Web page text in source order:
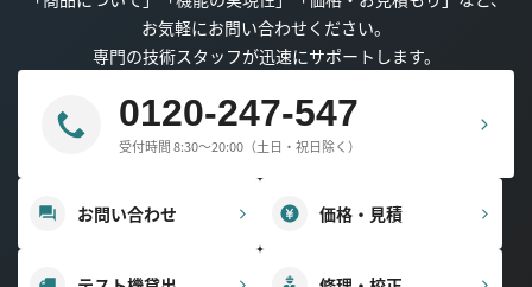
お気軽にお問い合わせください。
専門の技術スタッフが迅速にサポートします。
0120-247-547
受付時間 8:30～20:00（土日・祝日除く）
お問い合わせ 価格・見積